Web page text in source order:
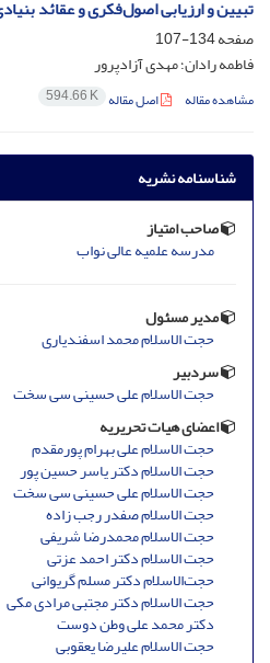
تبیین و ارزیابی اصول‌فکری و عقائد
صفحه134-107
فاطمه رادان؛ مهدی آزادپرور
مشاهده مقاله اصل مقاله 594.66 K
شناسنامه نشریه
صاحب امتیاز
مدرسه علمیه عالی نواب
مدیر مسئول
حجت الاسلام محمد اسفندیاری
سردبیر
حجت الاسلام علی حسینی سی سخت
اعضای هیات تحریریه
حجت الاسلام علی بهرام پورمقدم
حجت الاسلام دکتر یاسر حسین پور
حجت الاسلام علی حسینی سی سخت
حجت الاسلام صفدر رجب زاده
حجت الاسلام محمدرضا شریفی
حجت الاسلام دکتر احمد عزتی
حجت‌الاسلام دکتر مسلم گریوانی
حجت الاسلام دکتر مجتبی مرادی مکی
دکتر محمد علی وطن دوست
حجت الاسلام علیرضا یعقوبی